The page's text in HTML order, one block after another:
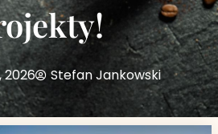
2026 Stefan Jankowski